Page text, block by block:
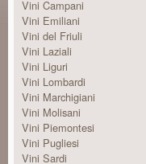
Vini Campani
Vini Emiliani
Vini del Friuli
Vini Laziali
Vini Liguri
Vini Lombardi
Vini Marchigiani
Vini Molisani
Vini Piemontesi
Vini Pugliesi
Vini Sardi